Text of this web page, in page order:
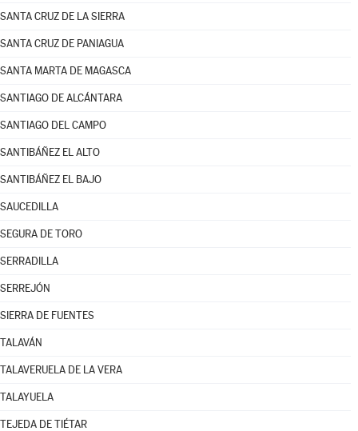
SANTA CRUZ DE LA SIERRA
SANTA CRUZ DE PANIAGUA
SANTA MARTA DE MAGASCA
SANTIAGO DE ALCÁNTARA
SANTIAGO DEL CAMPO
SANTIBÁÑEZ EL ALTO
SANTIBÁÑEZ EL BAJO
SAUCEDILLA
SEGURA DE TORO
SERRADILLA
SERREJÓN
SIERRA DE FUENTES
TALAVÁN
TALAVERUELA DE LA VERA
TALAYUELA
TEJEDA DE TIÉTAR